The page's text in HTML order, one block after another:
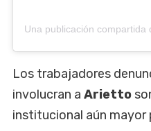
Los trabajadores
involucran a Arietto
institucional aún mayor